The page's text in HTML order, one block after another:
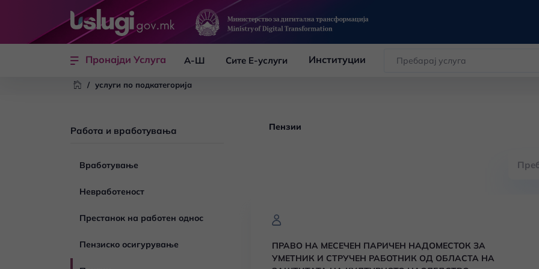
Пронајди Услуга А-Ш Сите Е-услуги Институции
/ услуги по подкатегорија
Работа и вработувања
Вработување
Невработеност
Престанок на работен однос
Пензиско осигурување
Пензии
ПРАВО НА МЕСЕЧЕН ПАРИЧЕН НАДОМЕСТОК ЗА
УМЕТНИК И СТРУЧЕН РАБОТНИК ОД ОБЛАСТА НА